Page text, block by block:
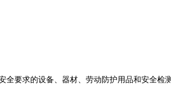
要求的设备、器材、劳动防护用品和安全检